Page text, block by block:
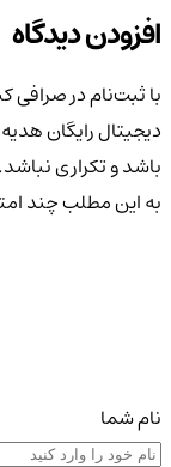
افزودن دیدگاه
با ثبت‌نام در صرافی
باشد و تکراری نباشد.
به این مطلب چند
نام شما